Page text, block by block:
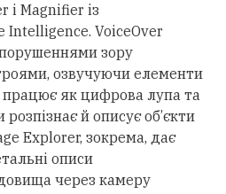
і Magnifier із
Intelligence. VoiceOver
зору
озвучуючи елементи
працює як цифрова лупа та
й описує об’єкти
Explorer, зокрема, дає
описи
через камеру